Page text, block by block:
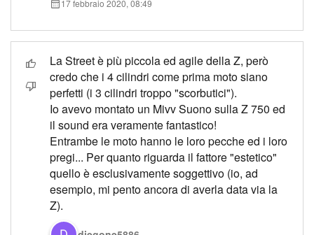
17 febbraio 2020, 08:49
La Street è più piccola ed agile della Z, però
credo che i 4 cilindri come prima moto siano
perfetti (i 3 cilindri troppo "scorbutici").
Io avevo montato un Mivv Suono sulla Z 750 ed
il sound era veramente fantastico!
Entrambe le moto hanno le loro pecche ed i loro
pregi... Per quanto riguarda il fattore "estetico"
quello è esclusivamente soggettivo (io, ad
esempio, mi pento ancora di averla data via la
Z).